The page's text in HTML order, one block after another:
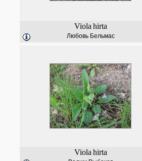
Viola hirta
Любовь Бельмас
Viola hirta